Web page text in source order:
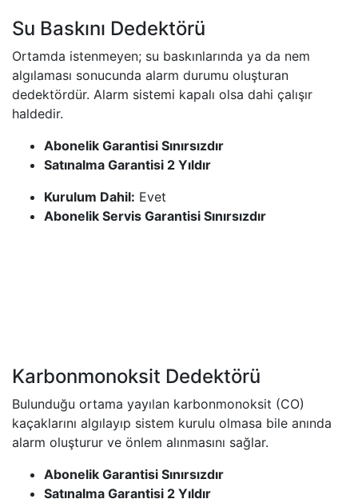
Su Baskını Dedektörü
Ortamda istenmeyen; su baskınlarında ya da nem
algılaması sonucunda alarm durumu oluşturan
dedektördür. Alarm sistemi kapalı olsa dahi çalışır
haldedir.​
Abonelik Garantisi Sınırsızdır
Satınalma Garantisi 2 Yıldır
Kurulum Dahil: Evet
Abonelik Servis Garantisi Sınırsızdır
Karbonmonoksit Dedektörü
Bulunduğu ortama yayılan karbonmonoksit (CO)
kaçaklarını algılayıp sistem kurulu olmasa bile anında
alarm oluşturur ve önlem alınmasını sağlar. ​
Abonelik Garantisi Sınırsızdır
Satınalma Garantisi 2 Yıldır